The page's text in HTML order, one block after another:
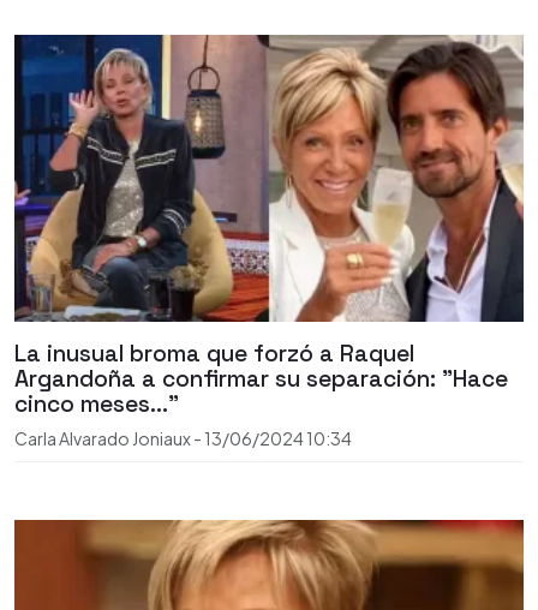
La inusual broma que forzó a Raquel
Argandoña a confirmar su separación: "Hace
cinco meses..."
Carla Alvarado Joniaux- 13/06/202410:34